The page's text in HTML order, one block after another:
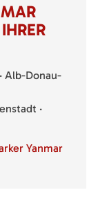
Alb-Donau-
·
Yanmar